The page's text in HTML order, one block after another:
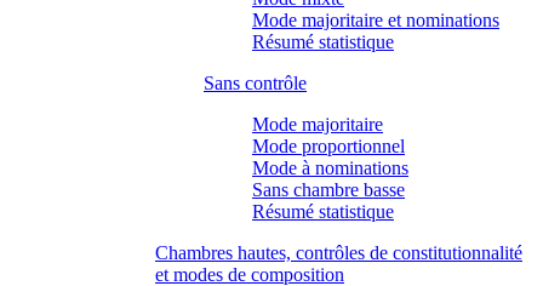
Mode majoritaire et nominations
Résumé statistique
Sans contrôle
Mode majoritaire
Mode proportionnel
Mode à nominations
Sans chambre basse
Résumé statistique
Chambres hautes, contrôles de constitutionnalité
et modes de composition